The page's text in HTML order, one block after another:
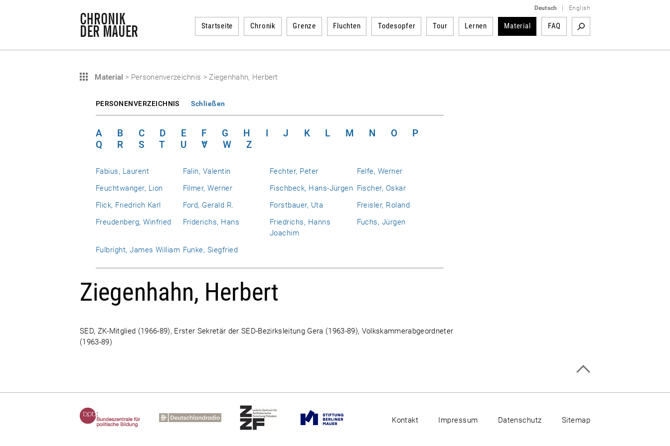
Deutsch English
Startseite Chronik Grenze Fluchten Todesopfer Tour Lernen Material FAQ
Material > Personenverzeichnis > Ziegenhahn, Herbert
PERSONENVERZEICHNIS Schließen
A B C D E F G H I J K L M N O
P
Q
R S T U V W Z
Fabius, Laurent Falin, Valentin Fechter, Peter
Felfe, Werner
Feuchtwanger, Lion
Filmer, Werner Fischbeck, Hans-Jürgen Fischer, Oskar
Flick, Friedrich Karl
Ford, Gerald R. Forstbauer, Uta
Freisler, Roland
Freudenberg, Winfried
Friderichs, Hans
Friedrichs, Hanns
Joachim
Fuchs, Jürgen
Fulbright, James William Funke, Siegfried
Ziegenhahn, Herbert
SED, ZK-Mitglied (1966-89), Erster Sekretär der SED-Bezirksleitung Gera (1963-89), Volkskammerabgeordneter
(1963-89)
Kontakt Impressum Datenschutz Sitemap